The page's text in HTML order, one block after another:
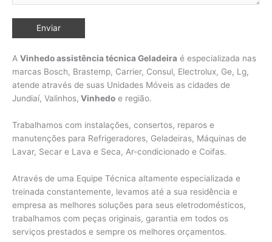
A Vinhedo assistência técnica Geladeira é especializada nas
marcas Bosch, Brastemp, Carrier, Consul, Electrolux, Ge, Lg,
atende através de suas Unidades Móveis as cidades de
Jundiaí, Valinhos, Vinhedo e região.
Trabalhamos com instalações, consertos, reparos e
manutenções para Refrigeradores, Geladeiras, Máquinas de
Lavar, Secar e Lava e Seca, Ar-condicionado e Coifas.
Através de uma Equipe Técnica altamente especializada e
treinada constantemente, levamos até a sua residência e
empresa as melhores soluções para seus eletrodomésticos,
trabalhamos com peças originais, garantia em todos os
serviços prestados e sempre os melhores orçamentos.